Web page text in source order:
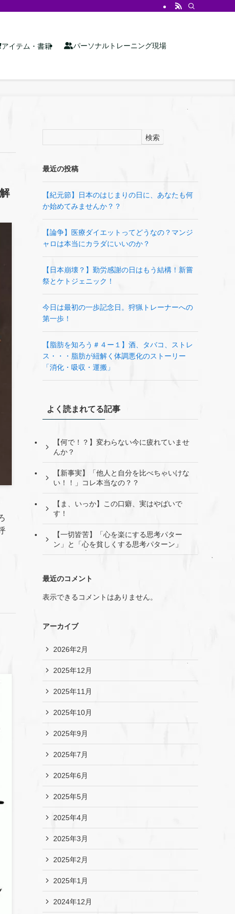
アイテム・書籍 パーソナルトレーニング現場
検索
最近の投稿
【紀元節】日本のはじまりの日に、あなたも何
か始めてみませんか？？
【論争】医療ダイエットってどうなの？マンジ
ャロは本当にカラダにいいのか？
【日本崩壊？】勤労感謝の日はもう結構！新嘗
祭とケトジェニック！
今日は最初の一歩記念日。狩猟トレーナーへの
第一歩！
【脂肪を知ろう＃４ー１】酒、タバコ、ストレ
ス・・・脂肪が紐解く体調悪化のストーリー
「消化・吸収・運搬」
よく読まれてる記事
【何で！？】変わらない今に疲れていませ
んか？
【新事実】「他人と自分を比べちゃいけな
い！！」コレ本当なの？？
【ま、いっか】この口癖、実はやばいで
す！
【一切皆苦】「心を楽にする思考パター
ン」と「心を貧しくする思考パターン」
最近のコメント
表示できるコメントはありません。
アーカイブ
2026年2月
2025年12月
2025年11月
2025年10月
2025年9月
2025年7月
2025年6月
2025年5月
2025年4月
2025年3月
2025年2月
2025年1月
2024年12月